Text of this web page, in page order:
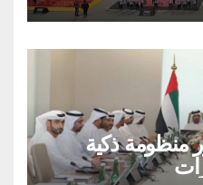
منظومة ذكية